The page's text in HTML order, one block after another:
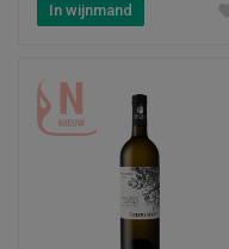
In wijnmand